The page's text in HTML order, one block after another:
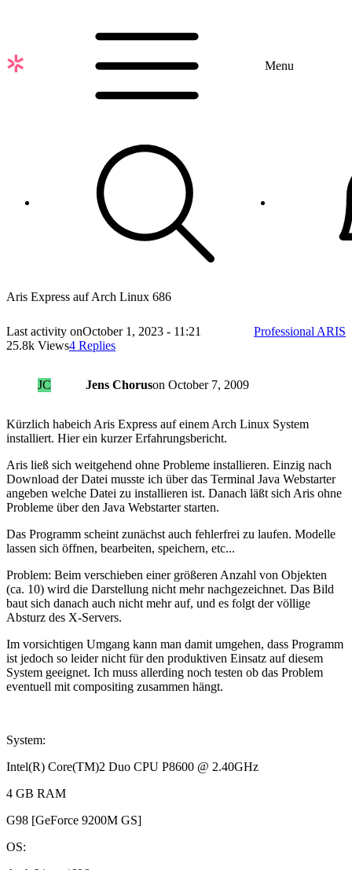
content
Menu
Aris Express auf Arch Linux 686
Last activity onOctober 1, 2023 - 11:21
25.8k Views4 Replies
Professional ARIS
JC Jens Choruson October 7, 2009
Kürzlich habeich Aris Express auf einem Arch Linux System
installiert. Hier ein kurzer Erfahrungsbericht.
Aris ließ sich weitgehend ohne Probleme installieren. Einzig nach
Download der Datei musste ich über das Terminal Java Webstarter
angeben welche Datei zu installieren ist. Danach läßt sich Aris ohne
Probleme über den Java Webstarter starten.
Das Programm scheint zunächst auch fehlerfrei zu laufen. Modelle
lassen sich öffnen, bearbeiten, speichern, etc...
Problem: Beim verschieben einer größeren Anzahl von Objekten
(ca. 10) wird die Darstellung nicht mehr nachgezeichnet. Das Bild
baut sich danach auch nicht mehr auf, und es folgt der völlige
Absturz des X-Servers.
Im vorsichtigen Umgang kann man damit umgehen, dass Programm
ist jedoch so leider nicht für den produktiven Einsatz auf diesem
System geeignet. Ich muss allerding noch testen ob das Problem
eventuell mit compositing zusammen hängt.
System:
Intel(R) Core(TM)2 Duo CPU P8600 @ 2.40GHz
4 GB RAM
G98 [GeForce 9200M GS]
OS: